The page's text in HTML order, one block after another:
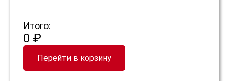
Итого:
0 ₽
Перейти в корзину